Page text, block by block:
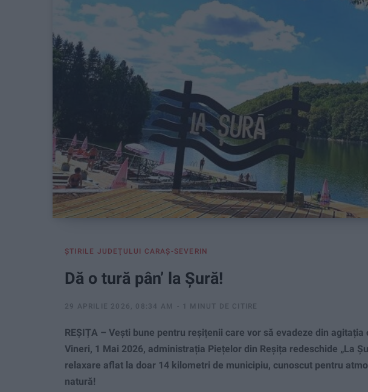
ŞTIRILE JUDEŢULUI CARAŞ-SEVERIN
Dă o tură pân’ la Șură!
29 APRILIE 2026, 08:34 AM 1 MINUT DE CITIRE
REȘIȚA – Vești bune pentru reșițenii care vor să evadeze din
Vineri, 1 Mai 2026, administrația Piețelor din Reșița redeschide „La
relaxare aflat la doar 14 kilometri de municipiu, cunoscut pentru
natură!